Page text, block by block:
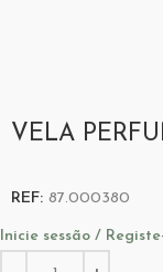
VELA
REF: 87.000380
Inicie sessão /